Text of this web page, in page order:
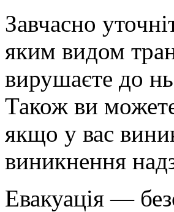
Завчасно
яким видом
вирушаєте до
Також ви
якщо у вас
виникнення
Евакуація —